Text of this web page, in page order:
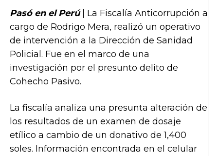
Pasó en el Perú| La Fiscalía Anticorrupción a
cargo de Rodrigo Mera, realizó un operativo
de intervención a la Dirección de Sanidad
Policial. Fue en el marco de una
investigación por el presunto delito de
Cohecho Pasivo.
La fiscalía analiza una presunta alteración de
los resultados de un examen de dosaje
etílico a cambio de un donativo de 1,400
soles. Información encontrada en el celular